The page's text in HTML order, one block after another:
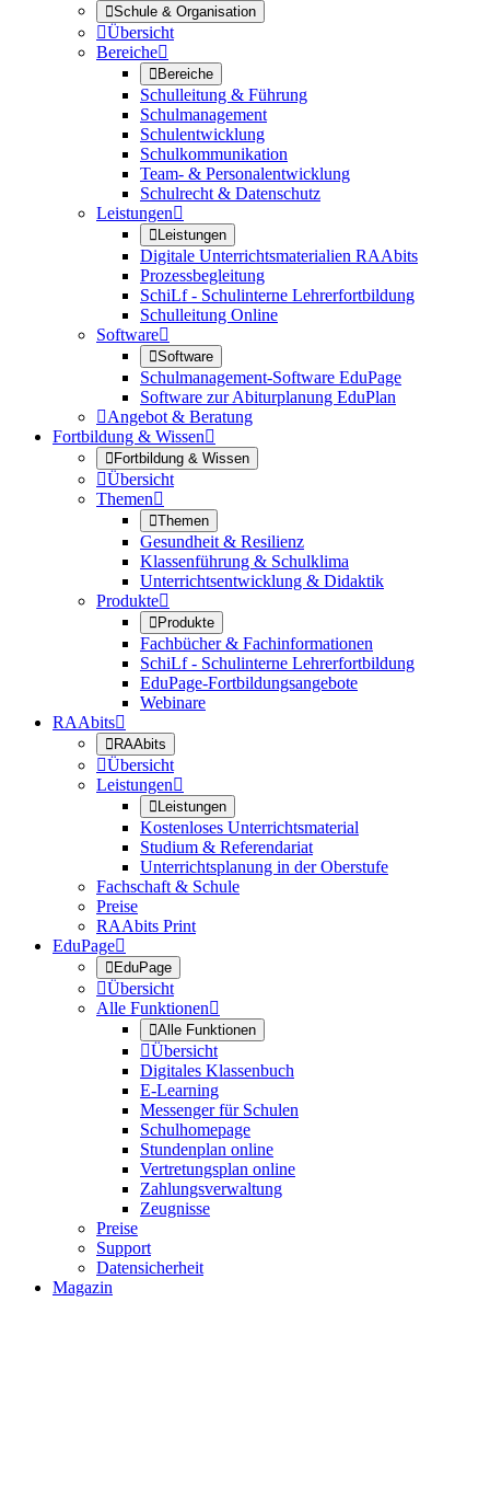
Schule & Organisation
Übersicht
Bereiche
Bereiche
Schulleitung & Führung
Schulmanagement
Schulentwicklung
Schulkommunikation
Team- & Personalentwicklung
Schulrecht & Datenschutz
Leistungen
Leistungen
Digitale Unterrichtsmaterialien RAAbits
Prozessbegleitung
SchiLf - Schulinterne Lehrerfortbildung
Schulleitung Online
Software
Software
Schulmanagement-Software EduPage
Software zur Abiturplanung EduPlan
Angebot & Beratung
Fortbildung & Wissen
Fortbildung & Wissen
Übersicht
Themen
Themen
Gesundheit & Resilienz
Klassenführung & Schulklima
Unterrichtsentwicklung & Didaktik
Produkte
Produkte
Fachbücher & Fachinformationen
SchiLf - Schulinterne Lehrerfortbildung
EduPage-Fortbildungsangebote
Webinare
RAAbits
RAAbits
Übersicht
Leistungen
Leistungen
Kostenloses Unterrichtsmaterial
Studium & Referendariat
Unterrichtsplanung in der Oberstufe
Fachschaft & Schule
Preise
RAAbits Print
EduPage
EduPage
Übersicht
Alle Funktionen
Alle Funktionen
Übersicht
Digitales Klassenbuch
E-Learning
Messenger für Schulen
Schulhomepage
Stundenplan online
Vertretungsplan online
Zahlungsverwaltung
Zeugnisse
Preise
Support
Datensicherheit
Magazin